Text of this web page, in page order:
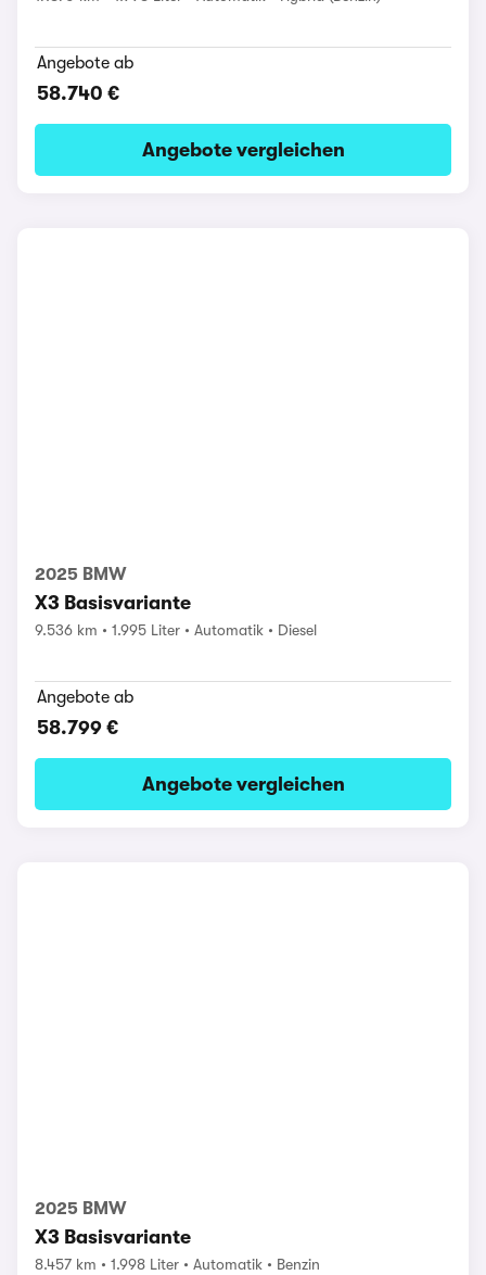
Angebote ab
58.740 €
Angebote vergleichen
2025 BMW
X3 Basisvariante
9.536 km 1.995 Liter Automatik Diesel
Angebote ab
58.799 €
Angebote vergleichen
2025 BMW
X3 Basisvariante
8.457 km 1.998 Liter Automatik Benzin